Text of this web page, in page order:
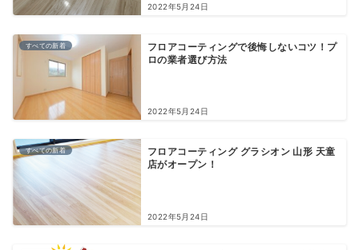
2022年5月24日
すべての新着
フロアコーティングで後悔しないコツ！プ
ロの業者選び方法
2022年5月24日
すべての新着
フロアコーティング グラシオン 山形 天童
店がオープン！
2022年5月24日